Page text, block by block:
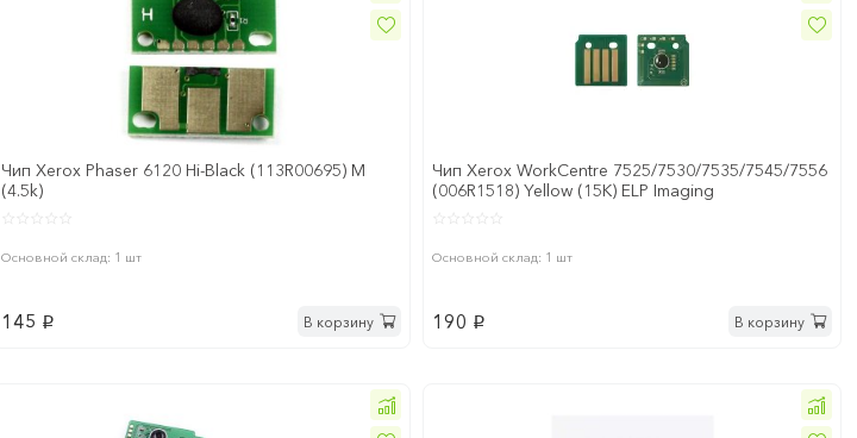
Чип Xerox Phaser 6120 Hi-Black (113R00695) M
(4.5k)
Основной склад: 1 шт
145 p В корзину
Чип Xerox WorkCentre 7525/7530/7535/7545/7556
(006R1518) Yellow (15K) ELP Imaging
Основной склад: 1 шт
190 p В корзину